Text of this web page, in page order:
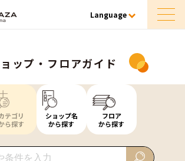
Language
ップ・フロアガイド
テゴリ
ら探す
ショップ名
から探す
フロア
から探す